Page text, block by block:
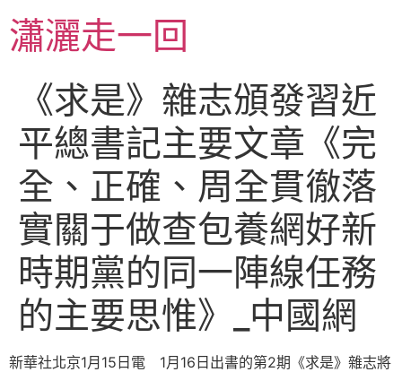
至
主瀟灑走一回
《求是》雜志頒發習近
平總書記主要文章《完
全、正確、周全貫徹落
實關于做查包養網好新
時期黨的同一陣線任務
的主要思惟》_中國網
新華社北京1月15日電 1月16日出書的第2期《求是》雜志將